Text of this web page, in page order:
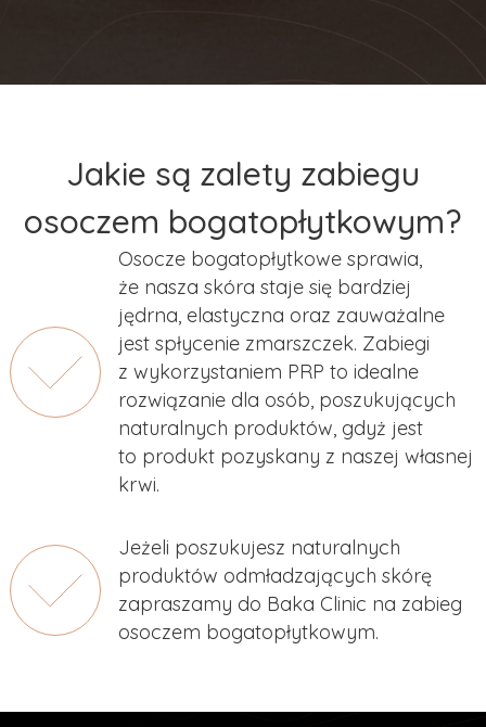
Jakie są zalety zabiegu
osoczem bogatopłytkowym?
Osocze bogatopłytkowe sprawia,
że nasza skóra staje się bardziej
jędrna, elastyczna oraz zauważalne
jest spłycenie zmarszczek. Zabiegi
z wykorzystaniem PRP to idealne
rozwiązanie dla osób, poszukujących
naturalnych produktów, gdyż jest
to produkt pozyskany z naszej własnej
krwi.
Jeżeli poszukujesz naturalnych
produktów odmładzających skórę
zapraszamy do Baka Clinic na zabieg
osoczem bogatopłytkowym.